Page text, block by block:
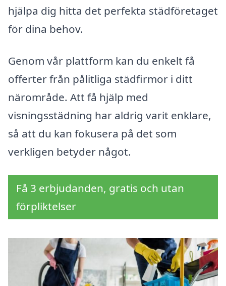
hjälpa dig hitta det perfekta städföretaget
för dina behov.
Genom vår plattform kan du enkelt få
offerter från pålitliga städfirmor i ditt
närområde. Att få hjälp med
visningsstädning har aldrig varit enklare,
så att du kan fokusera på det som
verkligen betyder något.
Få 3 erbjudanden, gratis och utan
förpliktelser